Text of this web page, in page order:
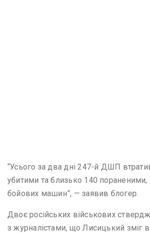
“Усього за два дні 247-й ДШП
убитими та близько 140
бойових машин”, — заявив блогер.
Двоє російських військових
з журналістами, що Лисицький зміг